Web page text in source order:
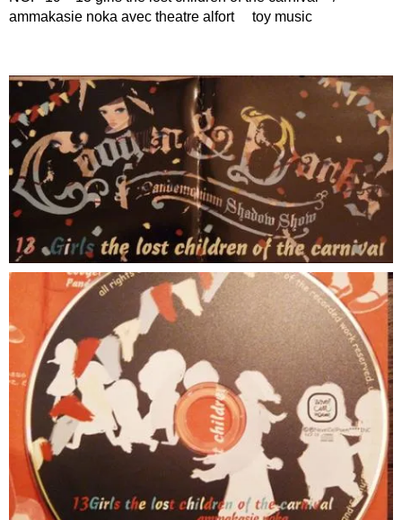
ammakasie noka avec theatre alfort toy music